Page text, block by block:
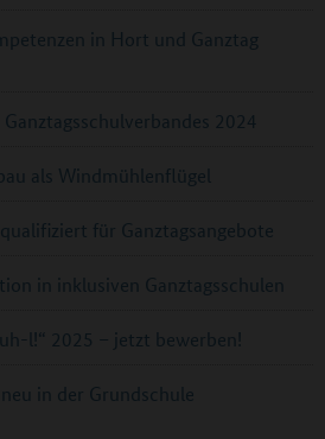
in Hort und Ganztag
2024
als Windmühlenflügel
für Ganztagsangebote
in inklusiven Ganztagsschulen
l!“ 2025 – jetzt bewerben!
in der Grundschule